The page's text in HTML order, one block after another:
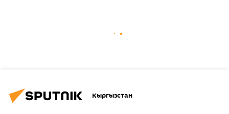
Кыргызстан